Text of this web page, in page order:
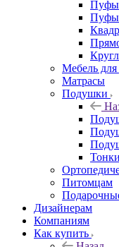
Пуфы
Пуфы
Мебель
Матрасы
Подушки
Питомцам
Дизайнерам
Компаниям
Как купить